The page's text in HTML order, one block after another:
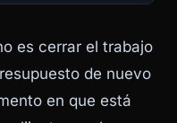
es cerrar el trabajo
de nuevo
en que está